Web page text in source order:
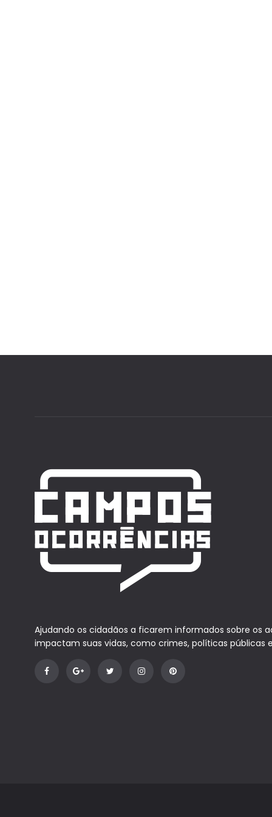
Ajudando os cidadãos a ficarem informados sobre os
impactam suas vidas, como crimes, políticas públicas